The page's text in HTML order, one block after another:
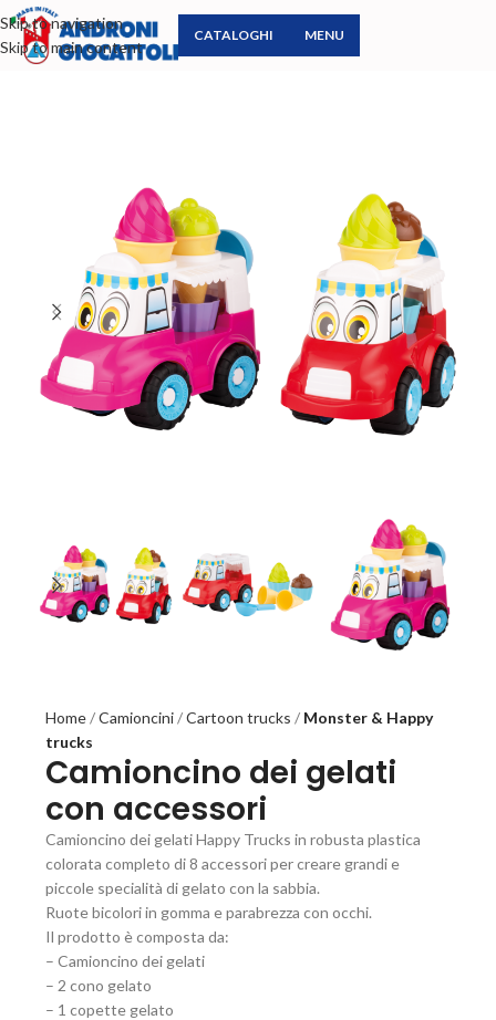
Skip to navigation
Skip to main content
CATALOGHI MENU
Home Camioncini Cartoon trucks Monster & Happy
trucks
Camioncino dei gelati
con accessori
Camioncino dei gelati Happy Trucks in robusta plastica
colorata completo di 8 accessori per creare grandi e
piccole specialità di gelato con la sabbia.
Ruote bicolori in gomma e parabrezza con occhi.
Il prodotto è composta da:
– Camioncino dei gelati
– 2 cono gelato
– 1 copette gelato